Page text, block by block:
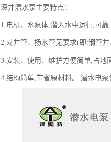
深井潜水泵主要特点：
1.电机、水泵体,潜入水中运行,可靠.
2.对井管、扬水管无要求(即:钢管
3.安装、使用、维护方便简单,占地
4.结构简单,节省原材料。 潜水电